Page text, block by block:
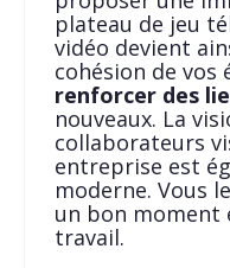
plateau de jeu
vidéo devient
cohésion de vos
renforcer des
nouveaux. La
collaborateurs
entreprise est
moderne. Vous
un bon moment
travail.